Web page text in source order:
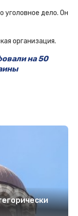
уголовное дело. Он
организация.
на 50